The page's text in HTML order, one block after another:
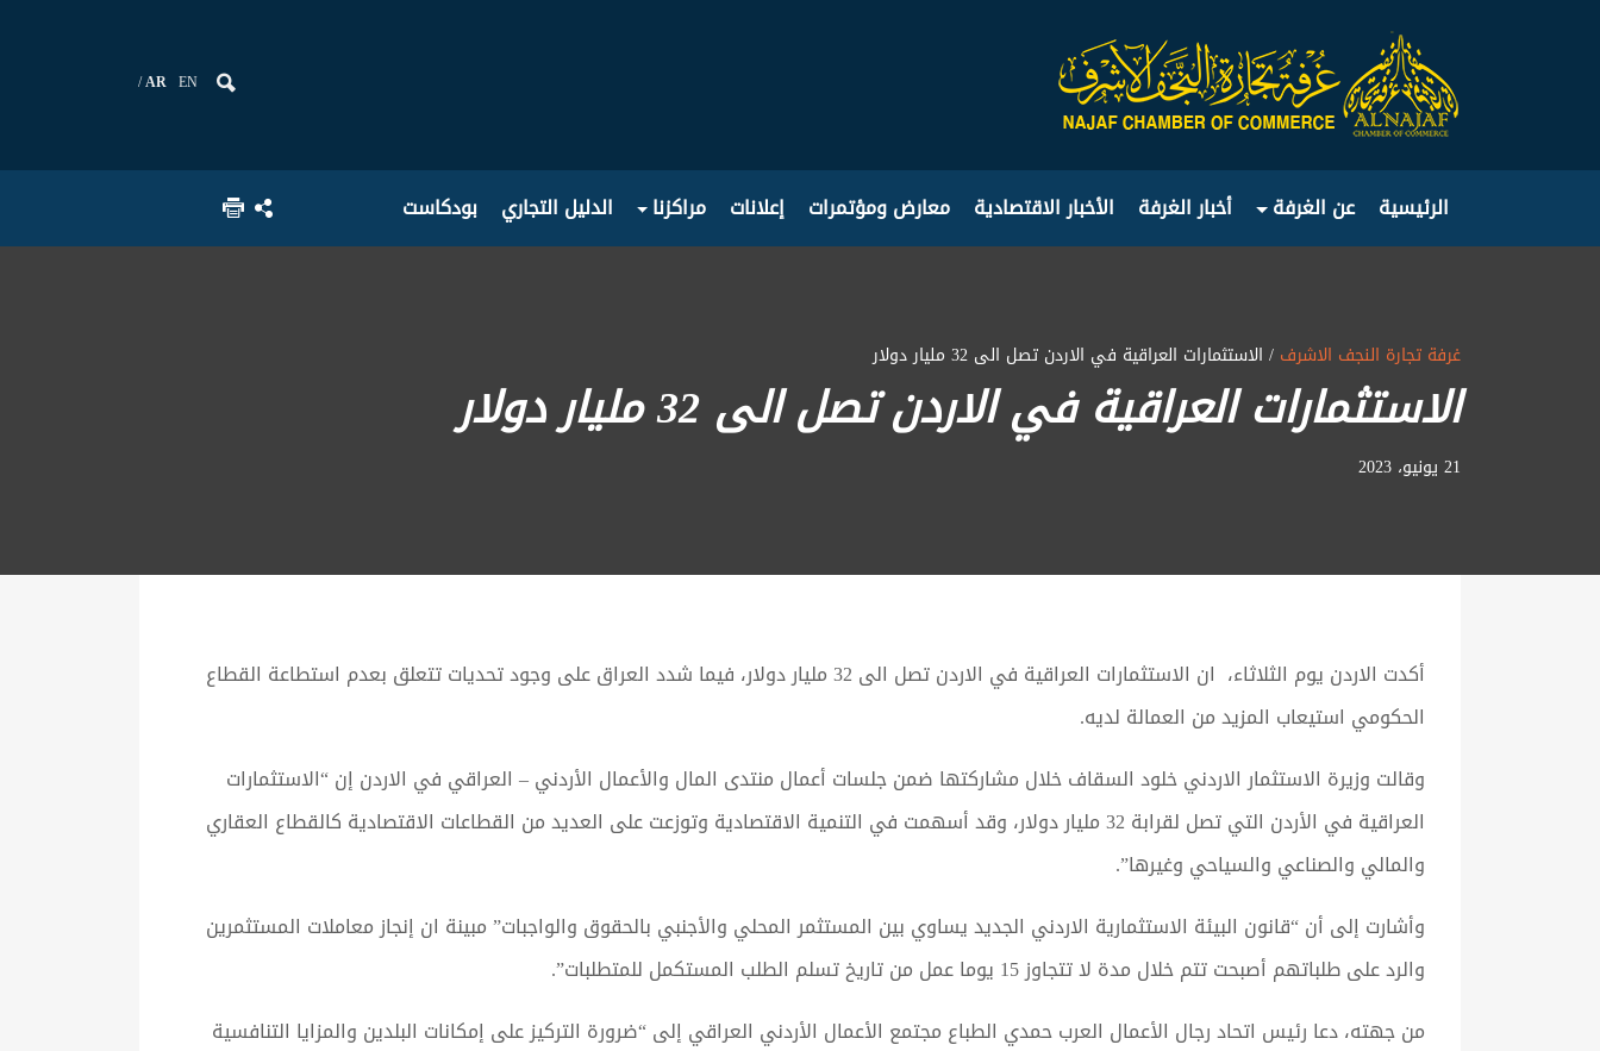
AR EN
الرئيسية عن الغرفة أخبار الغرفة الأخبار الاقتصادية معارض ومؤتمرات إعلانات مراكزنا الدليل التجاري بودكاست
غرفة تجارة النجف الاشرف / الاستثمارات العراقية في الاردن تصل الى 32 مليار دولار
الاستثمارات العراقية في الاردن تصل الى 32 مليار دولار
21 يونيو، 2023
أكدت الاردن يوم الثلاثاء، ان الاستثمارات العراقية في الاردن تصل الى 32 مليار دولار، فيما شدد العراق على وجود تحديات تتعلق بعدم استطاعة القطاع
الحكومي استيعاب المزيد من العمالة لديه.
وقالت وزيرة الاستثمار الاردني خلود السقاف خلال مشاركتها ضمن جلسات أعمال منتدى المال والأعمال الأردني – العراقي في الاردن إن “الاستثمارات
العراقية في الأردن التي تصل لقرابة 32 مليار دولار، وقد أسهمت في التنمية الاقتصادية وتوزعت على العديد من القطاعات الاقتصادية كالقطاع العقاري
والمالي والصناعي والسياحي وغيرها”.
وأشارت إلى أن “قانون البيئة الاستثمارية الاردني الجديد يساوي بين المستثمر المحلي والأجنبي بالحقوق والواجبات” مبينة ان إنجاز معاملات المستثمرين
والرد على طلباتهم أصبحت تتم خلال مدة لا تتجاوز 15 يوما عمل من تاريخ تسلم الطلب المستكمل للمتطلبات”.
من جهته، دعا رئيس اتحاد رجال الأعمال العرب حمدي الطباع مجتمع الأعمال الأردني العراقي إلى “ضرورة التركيز على إمكانات البلدين والمزايا التنافسية